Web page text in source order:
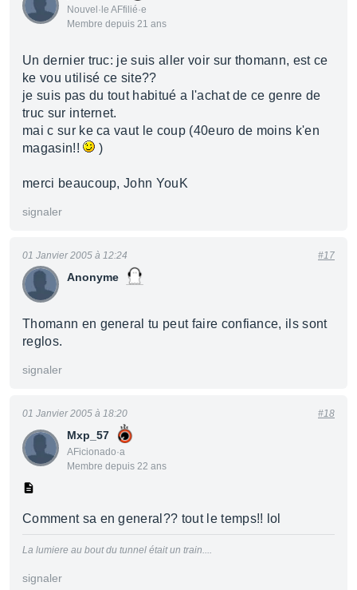
Nouvel·le AFfilié·e
Membre depuis 21 ans
Un dernier truc: je suis aller voir sur thomann, est ce
ke vou utilisé ce site??
je suis pas du tout habitué a l'achat de ce genre de
truc sur internet.
mai c sur ke ca vaut le coup (40euro de moins k'en
magasin!!
)
merci beaucoup, John YouK
signaler
Anonyme
01 Janvier 2005 à 12:24 #17
Thomann en general tu peut faire confiance, ils sont
reglos.
signaler
Mxp_57
AFicionado·a
Membre depuis 22 ans
01 Janvier 2005 à 18:20 #18
Comment sa en general?? tout le temps!! lol
La lumiere au bout du tunnel était un train....
signaler